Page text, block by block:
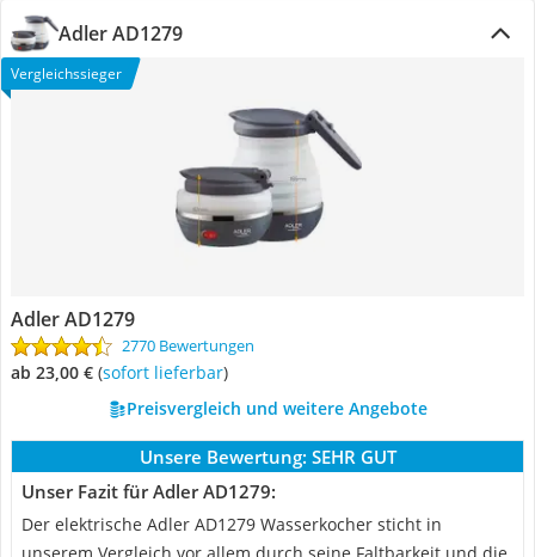
Adler AD1279
Vergleichssieger
Adler AD1279
2770 Bewertungen
ab 23,00 € ( Sofort lieferbar)
Preisvergleich und weitere Angebote
Unsere Bewertung: SEHR GUT
Unser Fazit für Adler AD1279:
Der elektrische Adler AD1279 Wasserkocher sticht in